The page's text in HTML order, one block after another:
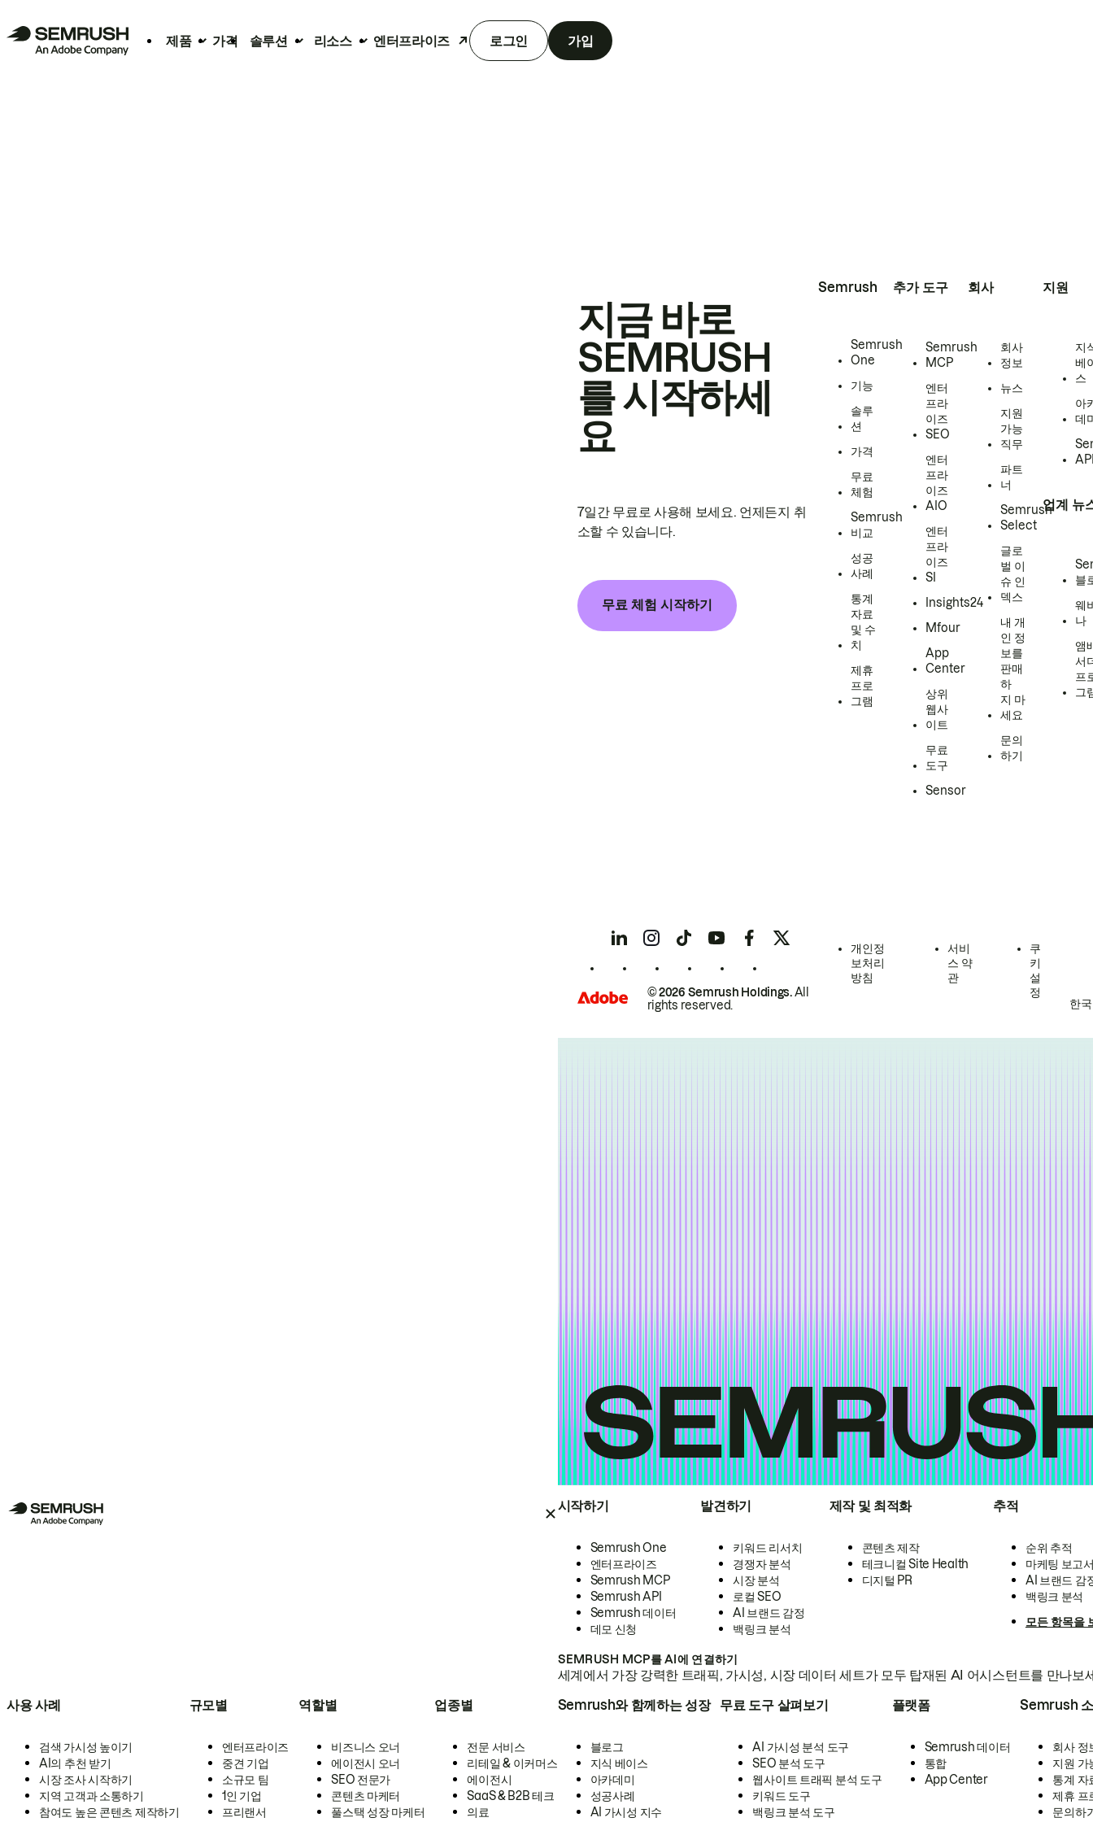
제품 가격 솔루션 리소스 엔터프라이즈 로그인 가입
시작하기
Semrush One
엔터프라이즈
Semrush MCP
Semrush API
Semrush 데이터
데모 신청
발견하기
키워드 리서치
경쟁자 분석
시장 분석
로컬 SEO
AI 브랜드 감정
백링크 분석
제작 및 최적화
콘텐츠 제작
테크니컬 Site Health
디지털 PR
추적
순위 추적
마케팅 보고
AI 브랜드 감
백링크 분석
모든 항목을
SEMRUSH MCP를 AI에 연결하기
세계에서 가장 강력한 트래픽, 가시성, 시장 데이터 세트가 모두 탑재된 AI 어시스턴트를 만나보
사용 사례
검색 가시성 높이기
AI의 추천 받기
시장 조사 시작하기
지역 고객과 소통하기
참여도 높은 콘텐츠 제작하기
규모별
엔터프라이즈
중견 기업
소규모 팀
1인 기업
프리랜서
역할별
비즈니스 오너
에이전시 오너
SEO 전문가
콘텐츠 마케터
풀스택 성장 마케터
업종별
전문 서비스
리테일 & 이커머스
에이전시
SaaS & B2B 테크
의료
Semrush와 함께하는 성장
블로그
지식 베이스
아카데미
성공사례
AI 가시성 지수
무료 도구 살펴보기
AI 가시성 분석 도구
SEO 분석 도구
웹사이트 트래픽 분석 도구
키워드 도구
백링크 분석 도구
플랫폼
Semrush 데이터
통합
App Center
Semrush
회사 정
지원 가
통계 자
제휴 프
문의하
지금 바로
SEMRUSH
를 시작하세
요
7일간 무료로 사용해 보세요. 언제든지 취
소할 수 있습니다.
무료 체험 시작하기
Semrush
Semrush
One
기능
솔루
션
가격
무료
체험
Semrush
비교
성공
사례
통계
자료
및 수
치
제휴
프로
그램
추가 도구
Semrush
MCP
엔터
프라
이즈
SEO
엔터
프라
이즈
AIO
엔터
프라
이즈
SI
Insights24
Mfour
App
Center
상위
웹사
이트
무료
도구
Sensor
회사
회사
정보
뉴스
지원
가능
직무
파트
너
Semrush
Select
글로
벌 이
슈 인
덱스
내 개
인 정
보를
판매
하
지 마
세요
문의
하기
지원
지
베
스
아
데
업계 뉴
블
웨
나
앰
서
프
그
© 2026 Semrush Holdings.All
rights reserved.
개인정
보처리
방침
서비
스 약
관
쿠
키
설
정
한